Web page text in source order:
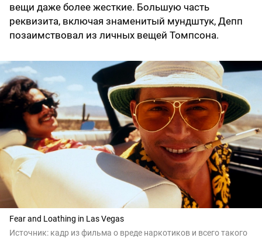
вещи даже более жесткие. Большую часть
реквизита, включая знаменитый мундштук, Депп
позаимствовал из личных вещей Томпсона.
Fear and Loathing in Las Vegas
Источник: кадр из фильма о вреде наркотиков и всего такого